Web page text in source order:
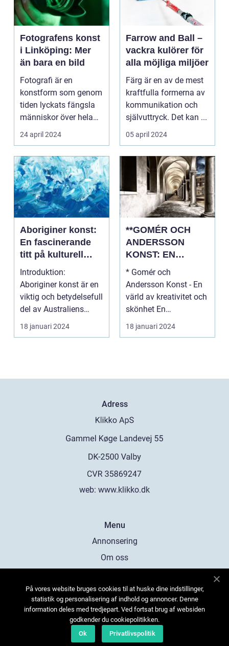
Fotografens konst
i Linköping: Mer
än bara en bild
Fotografi är en
konstform som genom
tiden lyckats fängsla
människor över hela
v&...
24 april 2024
Farrow and Ball –
vackra kulörer för
alla möjliga miljöer
Färg är en av de mest
kraftfulla formerna av
kommunikation och
självuttryck. Det kan ...
05 april 2024
Aboriginer konst:
En fascinerande
titt på kulturell
mångfald och
kreativitet
Introduktion:
Aboriginer konst är en
viktig och betydelsefull
del av Australiens
kulturella arv. Un...
18 januari 2024
**GOMÉR OCH
ANDERSSON
KONST: EN
ÖVERSIKT OCH
ANALYS**
* Gomér och
Andersson Konst - En
värld av kreativitet och
skönhet En
övergripande, grundlig
översi...
18 januari 2024
Adress
web: www.klikko.dk
Menu
Annonsering
Om oss
Kontakta oss
Sitemap
På vores website bruges cookies til at huske dine indstillinger,
statistik og personalisering af indhold og annoncer. Denne
information deles med tredjepart. Ved fortsat brug af websiden
godkender du cookiepolitikken.
Ok
Privatlivspolitik